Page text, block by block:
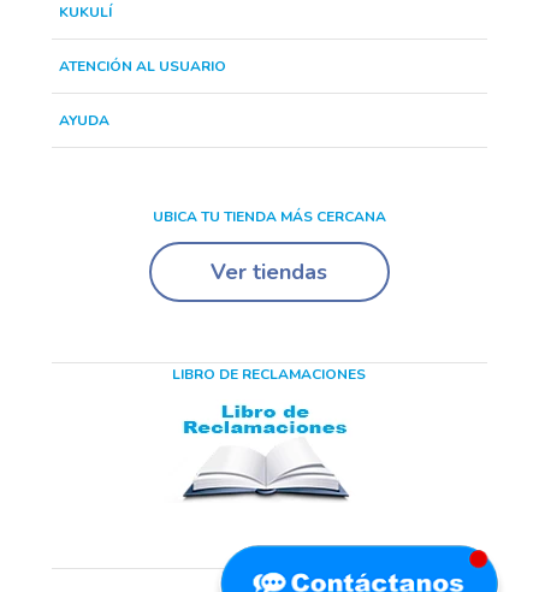
KUKULÍ
ATENCIÓN AL USUARIO
AYUDA
UBICA TU TIENDA MÁS CERCANA
Ver tiendas
LIBRO DE RECLAMACIONES